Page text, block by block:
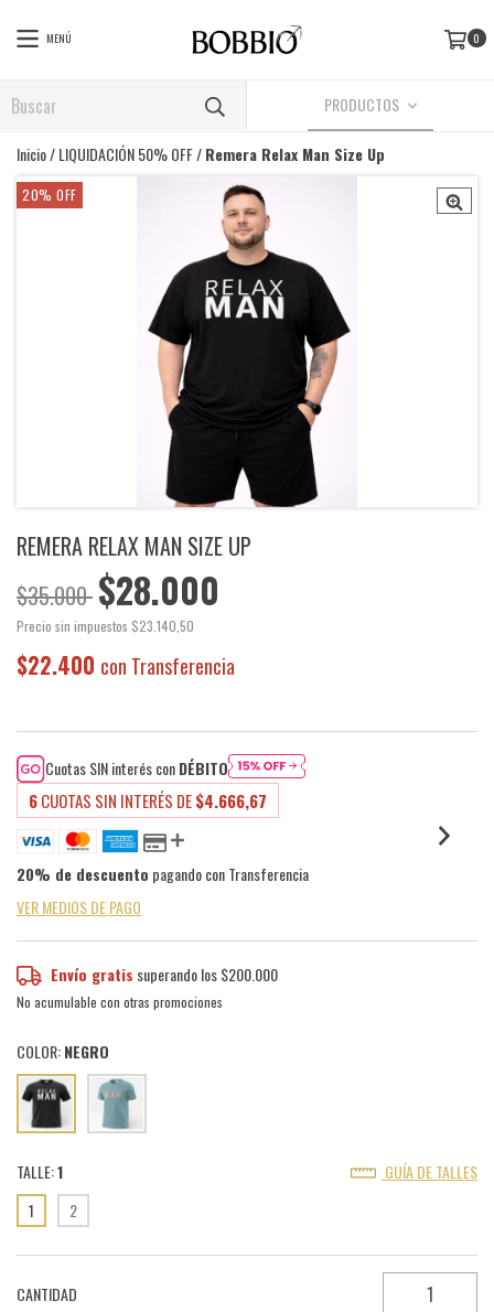
MENÚ 0
PRODUCTOS
Inicio/LIQUIDACIÓN 50% OFF/Remera Relax Man Size Up
20% OFF
REMERA RELAX MAN SIZE UP
$35.000 $28.000
Precio sin impuestos $23.140,50
$22.400 con Transferencia
Cuotas SIN interés conDÉBITO
6CUOTAS SIN INTERÉS DE$4.666,67
20% de descuento pagando con Transferencia
VER MEDIOS DE PAGO
Envío gratis superando los$200.000
No acumulable con otras promociones
COLOR:NEGRO
TALLE:1
GUÍA DE TALLES
1
2
CANTIDAD